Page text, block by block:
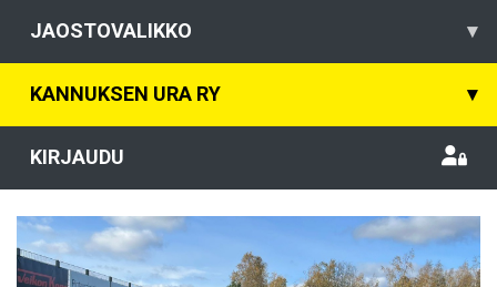
JAOSTOVALIKKO ▾
KANNUKSEN URA RY ▾
KIRJAUDU